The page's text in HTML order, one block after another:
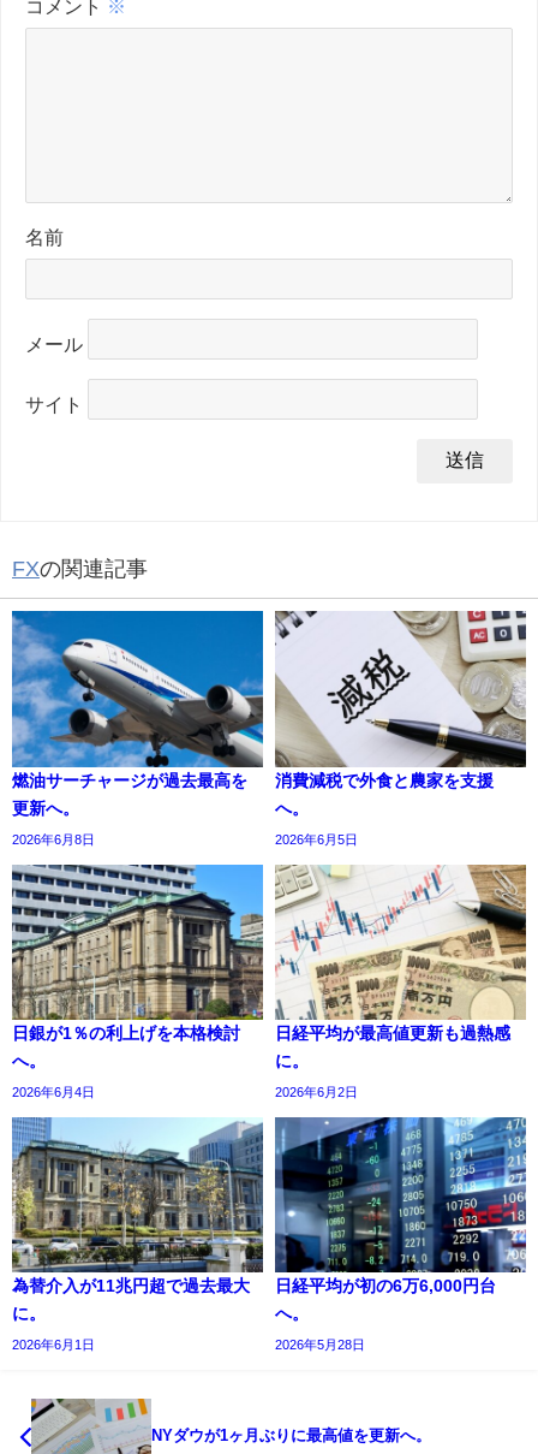
コメント ※
名前
メール
サイト
FXの関連記事
燃油サーチャージが過去最高を
更新へ。
2026年6月8日
消費減税で外食と農家を支援
へ。
2026年6月5日
日銀が1％の利上げを本格検討
へ。
2026年6月4日
日経平均が最高値更新も過熱感
に。
2026年6月2日
為替介入が11兆円超で過去最大
に。
2026年6月1日
日経平均が初の6万6,000円台
へ。
2026年5月28日
NYダウが1ヶ月ぶりに最高値を更新へ。